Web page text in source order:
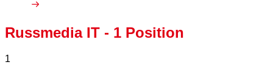
Russmedia IT - 1 Position
1